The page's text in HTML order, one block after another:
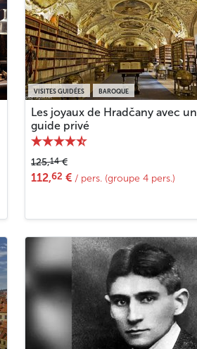
VISITES GUIDÉES BAROQUE
Les joyaux de Hradčany avec un
guide privé
125,14€
112,62 € / pers. (groupe 4 pers.)